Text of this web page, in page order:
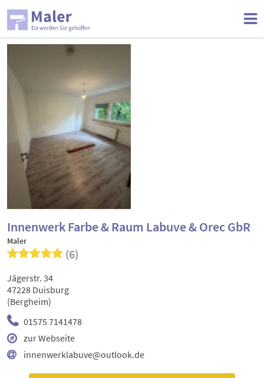
Innenwerk Farbe & Raum Labuve & Orec GbR
Maler
(6)
01575 7141478
zur Webseite
innenwerklabuve@outlook.de
Jägerstr. 34
47228 Duisburg
(Bergheim)